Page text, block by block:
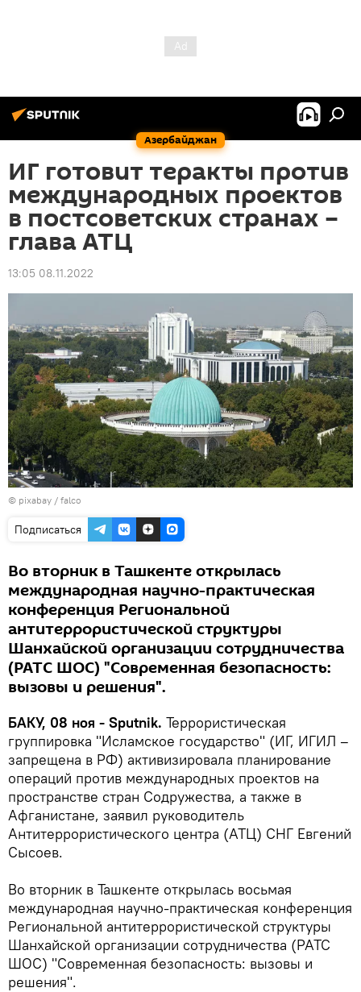
Азербайджан
ИГ готовит теракты против
международных проектов
в постсоветских странах –
глава АТЦ
13:05 08.11.2022
© pixabay / falco
Подписаться
Во вторник в Ташкенте открылась
международная научно-практическая
конференция Региональной
антитеррористической структуры
Шанхайской организации сотрудничества
(РАТС ШОС) "Современная безопасность:
вызовы и решения".
БАКУ, 08 ноя - Sputnik. Террористическая
группировка "Исламское государство" (ИГ, ИГИЛ –
запрещена в РФ) активизировала планирование
операций против международных проектов на
пространстве стран Содружества, а также в
Афганистане, заявил руководитель
Антитеррористического центра (АТЦ) СНГ Евгений
Сысоев.
Во вторник в Ташкенте открылась восьмая
международная научно-практическая конференция
Региональной антитеррористической структуры
Шанхайской организации сотрудничества (РАТС
ШОС) "Современная безопасность: вызовы и
решения".